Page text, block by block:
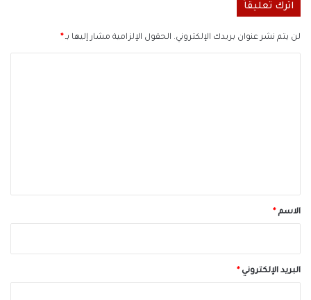
اترك تعليقاً
لن يتم نشر عنوان بريدك الإلكتروني. الحقول الإلزامية مشار إليها بـ*
*الاسم*
البريد الإلكتروني*